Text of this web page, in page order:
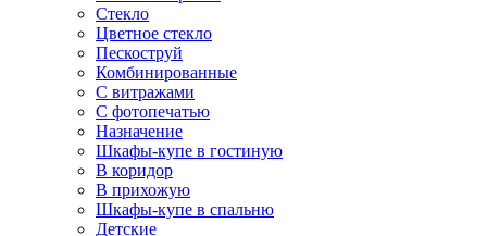
Стекло
Цветное стекло
Пескоструй
Комбинированные
С витражами
С фотопечатью
Назначение
Шкафы-купе в гостиную
В коридор
В прихожую
Шкафы-купе в спальню
Детские